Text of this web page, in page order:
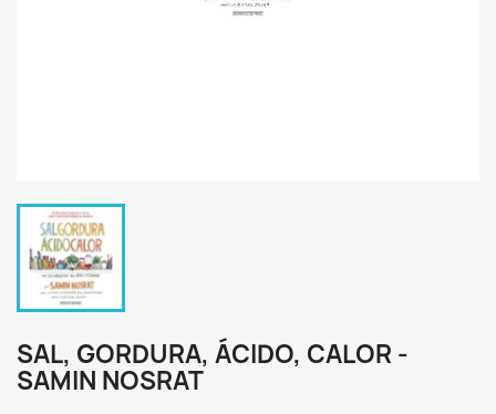
SAL, GORDURA, ÁCIDO, CALOR -
SAMIN NOSRAT